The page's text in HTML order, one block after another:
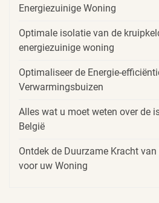
Energiezuinige Woning
Optimale isolatie van de
energiezuinige woning
Optimaliseer de Energie-
Verwarmingsbuizen
Alles wat u moet weten over de
België
Ontdek de Duurzame Kracht
voor uw Woning